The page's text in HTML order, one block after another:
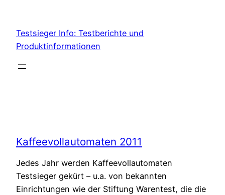
content
Testsieger Info: Testberichte und
Produktinformationen
Kaffeevollautomaten 2011
Jedes Jahr werden Kaffeevollautomaten
Testsieger gekürt – u.a. von bekannten
Einrichtungen wie der Stiftung Warentest, die die